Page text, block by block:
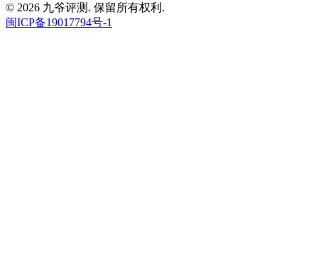
© 2026 九爷评测. 保留所有权利.
闽ICP备19017794号-1